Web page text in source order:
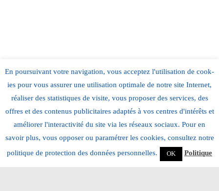
En pour­suiv­ant votre nav­i­ga­tion, vous acceptez l'utilisation de cook­
ies pour vous assur­er une util­i­sa­tion opti­male de notre site Inter­net,
réalis­er des sta­tis­tiques de vis­ite, vous pro­pos­er des ser­vices, des
offres et des con­tenus pub­lic­i­taires adap­tés à vos cen­tres d'intérêts et
amélior­er l'interactivité du site via les réseaux soci­aux. Pour en
savoir plus, vous oppos­er ou paramétr­er les cook­ies, con­sul­tez notre
poli­tique de pro­tec­tion des don­nées per­son­nelles.
OK Poli­tique